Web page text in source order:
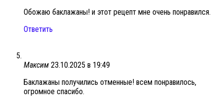
Обожаю баклажаны! и этот рецепт мне очень понравился.
Ответить
Максим 23.10.2025 в 19:49
Баклажаны получились отменные! всем понравилось,
огромное спасибо.